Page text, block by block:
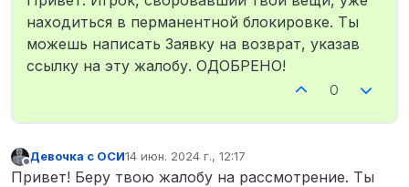
находиться в перманентной блокировке. Ты
можешь написать Заявку на возврат, указав
ссылку на эту жалобу. ОДОБРЕНО!
0
Не в сети
Девочка с ОСИ14 июн. 2024 г., 12:17
отредактировано
Привет! Беру твою жалобу на рассмотрение. Ты